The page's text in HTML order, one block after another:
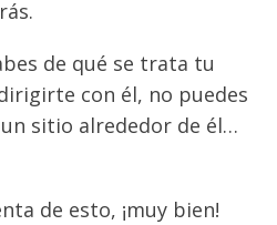
de qué se trata tu
con él, no puedes
sitio alrededor de él…
de esto, ¡muy bien!